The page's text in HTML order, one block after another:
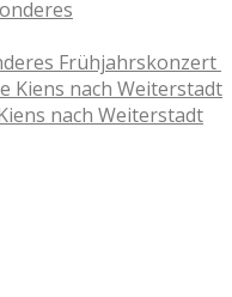
Frühjahrskonzert
nach Weiterstadt